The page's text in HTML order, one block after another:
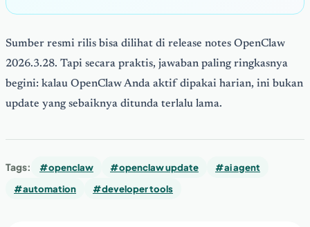
Sumber resmi rilis bisa dilihat di release notes OpenClaw
2026.3.28. Tapi secara praktis, jawaban paling ringkasnya
begini: kalau OpenClaw Anda aktif dipakai harian, ini bukan
update yang sebaiknya ditunda terlalu lama.
Tags: #openclaw #openclaw update
#ai agent
#automation
#developer tools